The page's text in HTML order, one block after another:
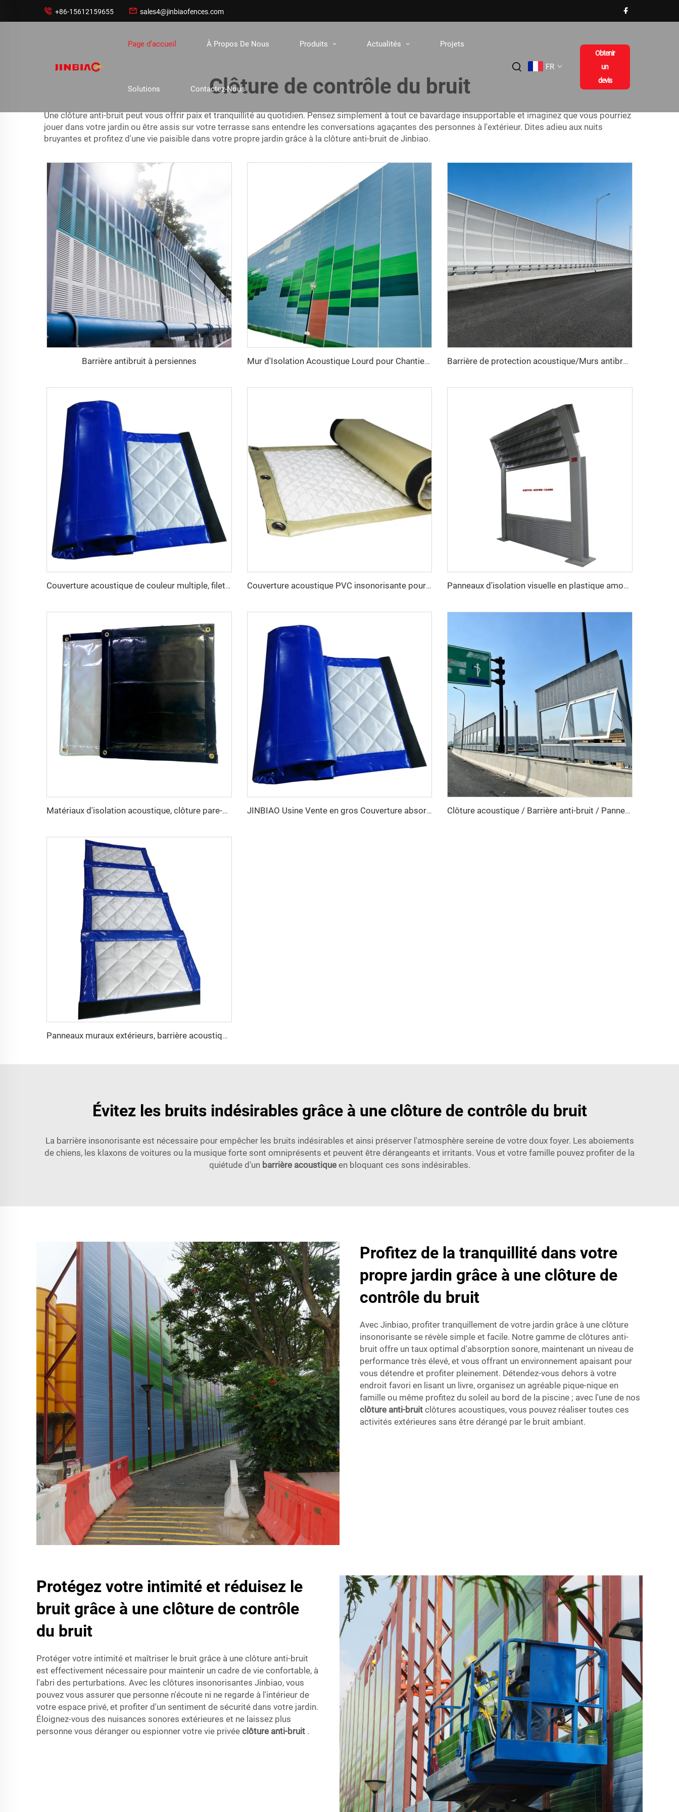
 +86-15612159655  sales4@jinbiaofences.com
Page d’accueil À Propos De Nous Produits Actualités Projets
Solutions Contactez-Nous
FR
Obtenir
un
devis
Clôture de contrôle du bruit
Une clôture anti-bruit peut vous offrir paix et tranquillité au quotidien. Pensez simplement à tout ce bavardage insupportable et imaginez que vous pourriez
jouer dans votre jardin ou être assis sur votre terrasse sans entendre les conversations agaçantes des personnes à l'extérieur. Dites adieu aux nuits
bruyantes et profitez d'une vie paisible dans votre propre jardin grâce à la clôture anti-bruit de Jinbiao.
Barrière antibruit à persiennes Mur d'Isolation Acoustique Lourd pour Chantiers Extérieurs Temporaire de Réduction du Bruit Barrière de protection acoustique/Murs antibruit pour autoroute/Barrière anti-bruit pour route
Couverture acoustique de couleur multiple, filet pare-son, rideaux insonorisants, couverture anti-bruit Couverture acoustique PVC insonorisante pour usage industriel et domestique, rideaux anti-bruit pour isolation sonore Panneaux d'isolation visuelle en plastique amovibles Barrière absorbante de bruit Clôture anti-bruit Barrière anti-vent Clôture anti-bruit Mur antibruit
Matériaux d'isolation acoustique, clôture pare-son de haute qualité pour extérieur, couverture anti-bruit, blocage du bruit JB-HQ-O014 JINBIAO Usine Vente en gros Couverture absorbante insonore étanche Filet Pare-bruit Couverture anti-bruit pour Chantier Clôture acoustique / Barrière anti-bruit / Panneaux acoustiques absorbant le son
Panneaux muraux extérieurs, barrière acoustique pour clôture insonore et acoustique pour échafaudage
Évitez les bruits indésirables grâce à une clôture de contrôle du bruit
La barrière insonorisante est nécessaire pour empêcher les bruits indésirables et ainsi préserver l'atmosphère sereine de votre doux foyer. Les aboiements
de chiens, les klaxons de voitures ou la musique forte sont omniprésents et peuvent être dérangeants et irritants. Vous et votre famille pouvez profiter de la
quiétude d'un barrière acoustique en bloquant ces sons indésirables.
Profitez de la tranquillité dans votre
propre jardin grâce à une clôture de
contrôle du bruit
Avec Jinbiao, profiter tranquillement de votre jardin grâce à une clôture
insonorisante se révèle simple et facile. Notre gamme de clôtures anti-
bruit offre un taux optimal d'absorption sonore, maintenant un niveau de
performance très élevé, et vous offrant un environnement apaisant pour
vous détendre et profiter pleinement. Détendez-vous dehors à votre
endroit favori en lisant un livre, organisez un agréable pique-nique en
famille ou même profitez du soleil au bord de la piscine ; avec l'une de nos
clôture anti-bruit clôtures acoustiques, vous pouvez réaliser toutes ces
activités extérieures sans être dérangé par le bruit ambiant.
Protégez votre intimité et réduisez le
bruit grâce à une clôture de contrôle
du bruit
Protéger votre intimité et maîtriser le bruit grâce à une clôture anti-bruit
est effectivement nécessaire pour maintenir un cadre de vie confortable, à
l'abri des perturbations. Avec les clôtures insonorisantes Jinbiao, vous
pouvez vous assurer que personne n'écoute ni ne regarde à l'intérieur de
votre espace privé, et profiter d'un sentiment de sécurité dans votre jardin.
Éloignez-vous des nuisances sonores extérieures et ne laissez plus
personne vous déranger ou espionner votre vie privée clôture anti-bruit .